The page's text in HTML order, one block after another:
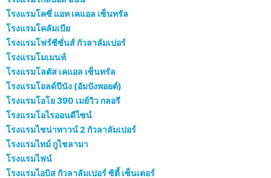
โรงแรมโคซี่ แอท เคแอล เซ็นทรัล
โรงแรมโคลัมเบีย
โรงแรมโฟร์ซีซั่นส์ กัวลาลัมเปอร์
โรงแรมโมเมนท์
โรงแรมโลตัส เคแอล เซ็นทรัล
โรงแรมโอลด์ปีนัง (อัมปังพอยต์)
โรงแรมโอโย 390 เมย์วิว กลอรี
โรงแรมโอไรออนดีไซน์
โรงแรมไชน่าทาวน์ 2 กัวลาลัมเปอร์
โรงแรมไทม์ กูไชลามา
โรงแรมไฟน์
โรงแรมไอบิส กัวลาลัมเปอร์ ซิตี้ เซ็นเตอร์